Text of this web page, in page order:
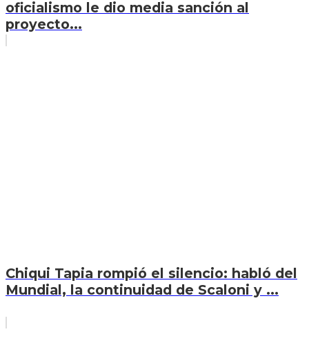
oficialismo le dio media sanción al
proyecto...
Chiqui Tapia rompió el silencio: habló del
Mundial, la continuidad de Scaloni y ...